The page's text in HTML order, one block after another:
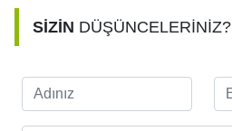
SİZİN DÜŞÜNCELERİNİZ?